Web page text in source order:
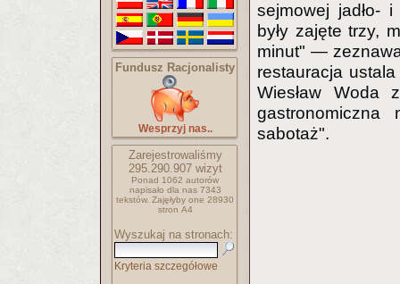
Fundusz Racjonalisty
Wesprzyj nas..
Zarejestrowaliśmy
295.290.907wizyt
Ponad 1062 autorów
napisało dla nas 7343
tekstów. Zajęłyby one 28930
stron A4
Wyszukaj na stronach:
Kryteria szczegółowe
sejmowej jadło-
były zajęte trzy,
minut" —
restauracja
Wiesław Woda
sabotaż".